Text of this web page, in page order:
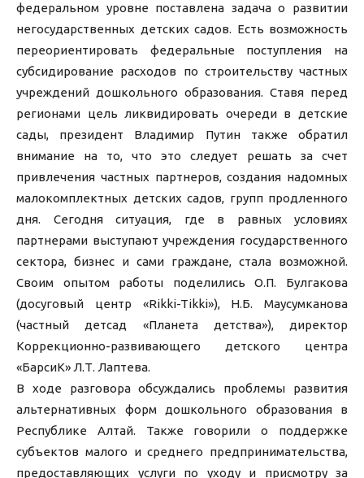
федеральном уровне поставлена задача о развитии
негосударственных детских садов. Есть возможность
переориентировать федеральные поступления на
субсидирование расходов по строительству частных
учреждений дошкольного образования. Ставя перед
регионами цель ликвидировать очереди в детские
сады, президент Владимир Путин также обратил
внимание на то, что это следует решать за счет
привлечения частных партнеров, создания надомных
малокомплектных детских садов, групп продленного
дня. Сегодня ситуация, где в равных условиях
партнерами выступают учреждения государственного
сектора, бизнес и сами граждане, стала возможной.
Своим опытом работы поделились О.П. Булгакова
(досуговый центр «Rikki-Tikki»), Н.Б. Маусумканова
(частный детсад «Планета детства»), директор
Коррекционно-развивающего детского центра
«БарсиК» Л.Т. Лаптева.
В ходе разговора обсуждались проблемы развития
альтернативных форм дошкольного образования в
Республике Алтай. Также говорили о поддержке
субъектов малого и среднего предпринимательства,
предоставляющих услуги по уходу и присмотру за